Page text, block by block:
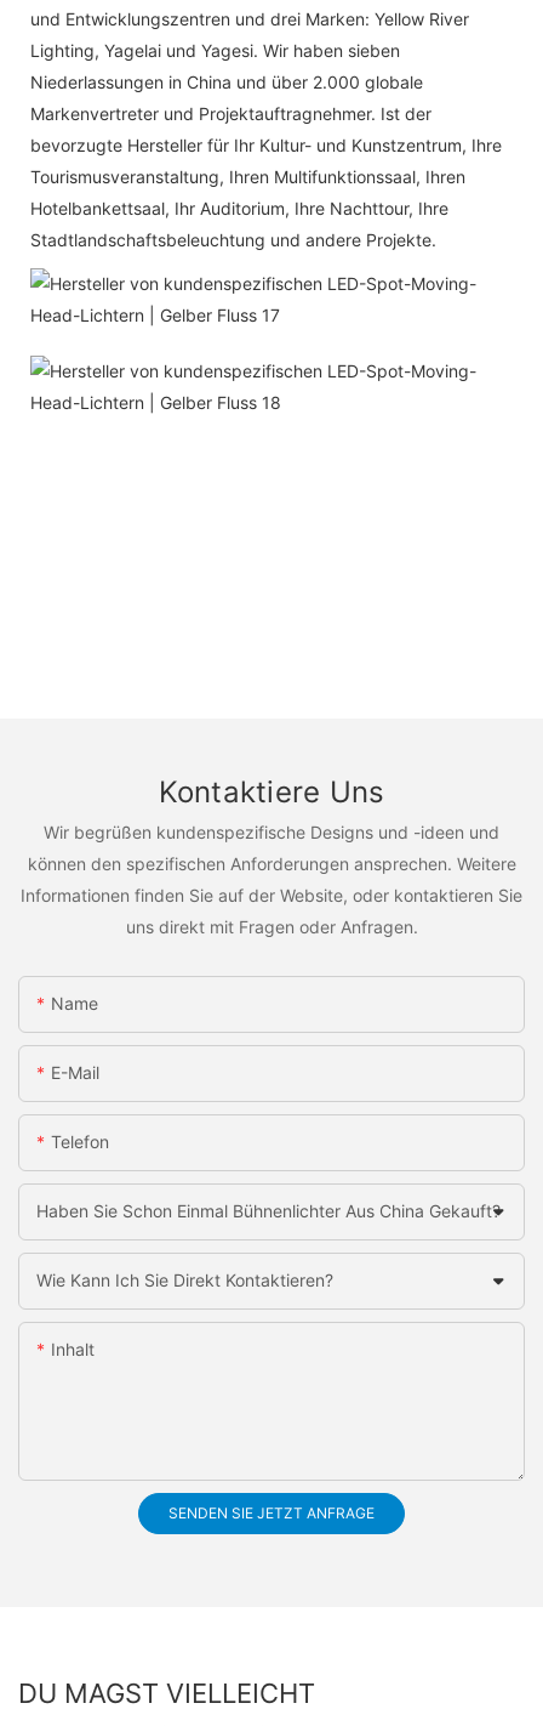
und Entwicklungszentren und drei Marken: Yellow River
Lighting, Yagelai und Yagesi. Wir haben sieben
Niederlassungen in China und über 2.000 globale
Markenvertreter und Projektauftragnehmer. Ist der
bevorzugte Hersteller für Ihr Kultur- und Kunstzentrum, Ihre
Tourismusveranstaltung, Ihren Multifunktionssaal, Ihren
Hotelbankettsaal, Ihr Auditorium, Ihre Nachttour, Ihre
Stadtlandschaftsbeleuchtung und andere Projekte.
Kontaktiere Uns
Wir begrüßen kundenspezifische Designs und -ideen und
können den spezifischen Anforderungen ansprechen. Weitere
Informationen finden Sie auf der Website, oder kontaktieren Sie
uns direkt mit Fragen oder Anfragen.
Name
E-Mail
Telefon
Haben Sie Schon Einmal Bühnenlichter Aus China Gekauft?
Wie Kann Ich Sie Direkt Kontaktieren?
Inhalt
SENDEN SIE JETZT ANFRAGE
DU MAGST VIELLEICHT